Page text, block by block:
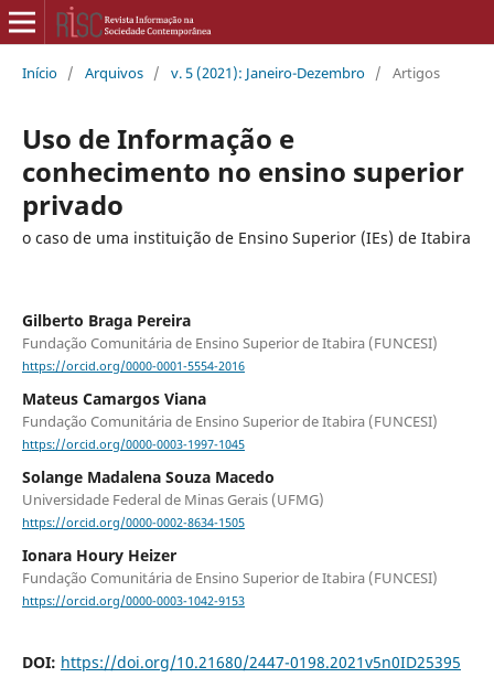
Início / Arquivos / v. 5 (2021): Janeiro-Dezembro / Artigos
Uso de Informação e
conhecimento no ensino superior
privado
o caso de uma instituição de Ensino Superior (IEs) de Itabira
Gilberto Braga Pereira
Fundação Comunitária de Ensino Superior de Itabira (FUNCESI)
https://orcid.org/0000-0001-5554-2016
Mateus Camargos Viana
Fundação Comunitária de Ensino Superior de Itabira (FUNCESI)
https://orcid.org/0000-0003-1997-1045
Solange Madalena Souza Macedo
Universidade Federal de Minas Gerais (UFMG)
https://orcid.org/0000-0002-8634-1505
Ionara Houry Heizer
Fundação Comunitária de Ensino Superior de Itabira (FUNCESI)
https://orcid.org/0000-0003-1042-9153
DOI: https://doi.org/10.21680/2447-0198.2021v5n0ID25395